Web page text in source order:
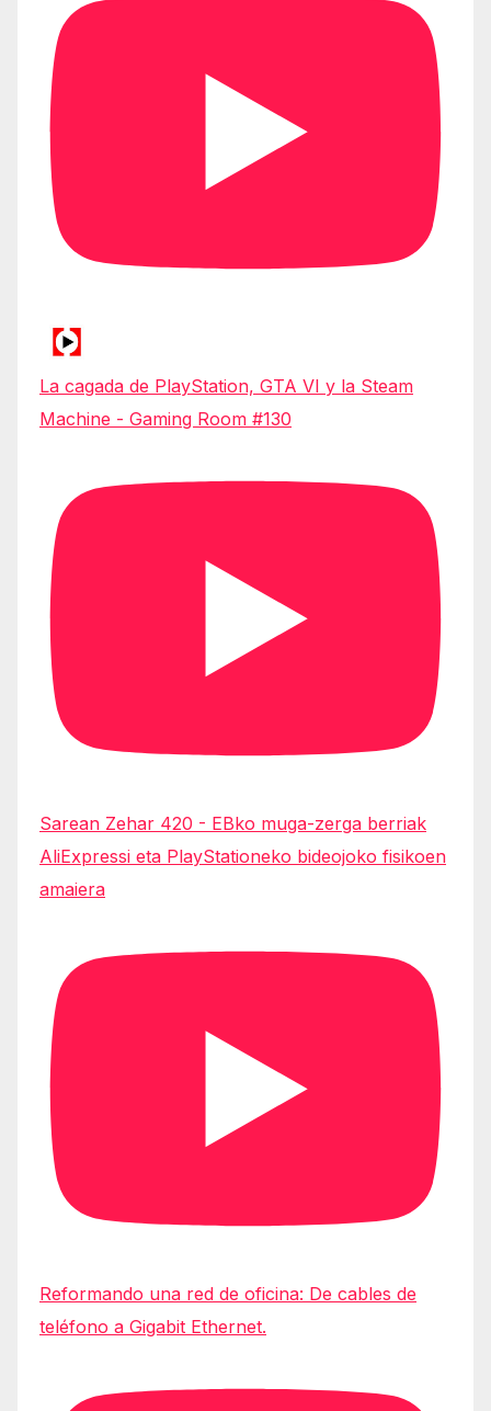
La cagada de PlayStation, GTA VI y la Steam
Machine - Gaming Room #130
Sarean Zehar 420 - EBko muga-zerga berriak
AliExpressi eta PlayStationeko bideojoko fisikoen
amaiera
Reformando una red de oficina: De cables de
teléfono a Gigabit Ethernet.